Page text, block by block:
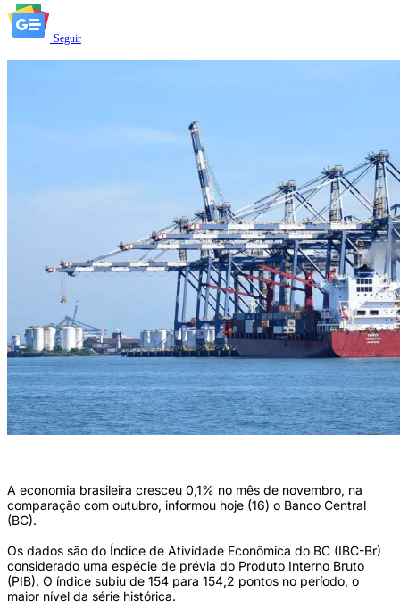
Seguir
A economia brasileira cresceu 0,1% no mês de novembro, na
comparação com outubro, informou hoje (16) o Banco Central
(BC).
Os dados são do Índice de Atividade Econômica do BC (IBC-Br)
considerado uma espécie de prévia do Produto Interno Bruto
(PIB). O índice subiu de 154 para 154,2 pontos no período, o
maior nível da série histórica.